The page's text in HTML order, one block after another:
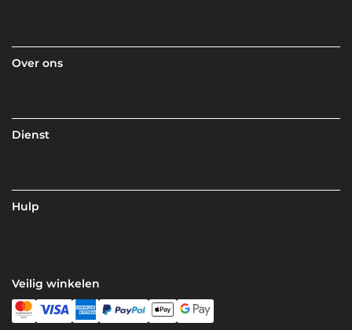
Over ons
Dienst
Hulp
Veilig winkelen